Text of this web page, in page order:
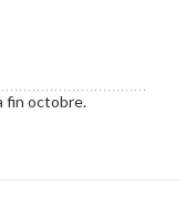
fin octobre.